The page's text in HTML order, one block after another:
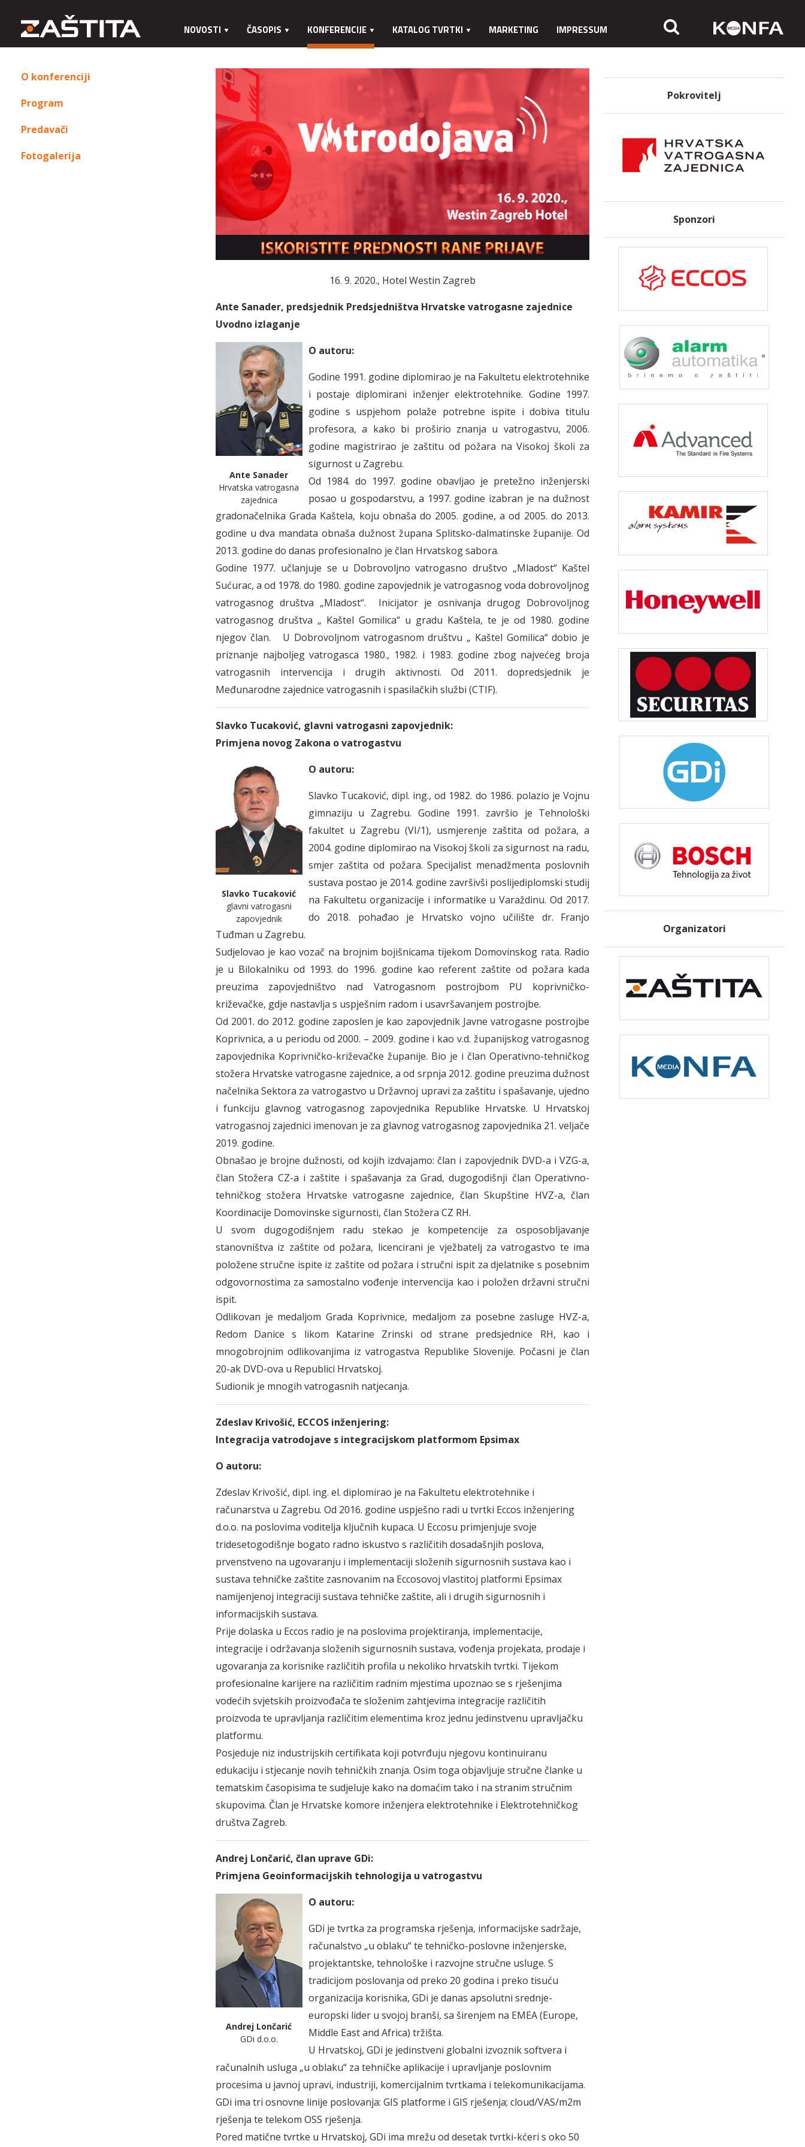
NOVOSTI ČASOPIS KONFERENCIJE KATALOG TVRTKI MARKETING IMPRESSUM
O konferenciji
Program
Predavači
Fotogalerija
16. 9. 2020., Hotel Westin Zagreb
Ante Sanader, predsjednik Predsjedništva Hrvatske vatrogasne zajednice
Uvodno izlaganje
Ante Sanader
Hrvatska vatrogasna
zajednica
O autoru:
Godine 1991. godine diplomirao je na Fakultetu elektrotehnike
i postaje diplomirani inženjer elektrotehnike. Godine 1997.
godine s uspjehom polaže potrebne ispite i dobiva titulu
profesora, a kako bi proširio znanja u vatrogastvu, 2006.
godine magistrirao je zaštitu od požara na Visokoj školi za
sigurnost u Zagrebu.
Od 1984. do 1997. godine obavljao je pretežno inženjerski
posao u gospodarstvu, a 1997. godine izabran je na dužnost
gradonačelnika Grada Kaštela, koju obnaša do 2005. godine, a od 2005. do 2013.
godine u dva mandata obnaša dužnost župana Splitsko-dalmatinske županije. Od
2013. godine do danas profesionalno je član Hrvatskog sabora.
Godine 1977. učlanjuje se u Dobrovoljno vatrogasno društvo „Mladost“ Kaštel
Sućurac, a od 1978. do 1980. godine zapovjednik je vatrogasnog voda dobrovoljnog
vatrogasnog društva „Mladost“. Inicijator je osnivanja drugog Dobrovoljnog
vatrogasnog društva „ Kaštel Gomilica“ u gradu Kaštela, te je od 1980. godine
njegov član. U Dobrovoljnom vatrogasnom društvu „ Kaštel Gomilica“ dobio je
priznanje najboljeg vatrogasca 1980., 1982. i 1983. godine zbog najvećeg broja
vatrogasnih intervencija i drugih aktivnosti. Od 2011. dopredsjednik je
Međunarodne zajednice vatrogasnih i spasilačkih službi (CTIF).
Slavko Tucaković, glavni vatrogasni zapovjednik:
Primjena novog Zakona o vatrogastvu
Slavko Tucaković
glavni vatrogasni
zapovjednik
O autoru:
Slavko Tucaković, dipl. ing., od 1982. do 1986. polazio je Vojnu
gimnaziju u Zagrebu. Godine 1991. završio je Tehnološki
fakultet u Zagrebu (VI/1), usmjerenje zaštita od požara, a
2004. godine diplomirao na Visokoj školi za sigurnost na radu,
smjer zaštita od požara. Specijalist menadžmenta poslovnih
sustava postao je 2014. godine završivši poslijediplomski studij
na Fakultetu organizacije i informatike u Varaždinu. Od 2017.
do 2018. pohađao je Hrvatsko vojno učilište dr. Franjo
Tuđman u Zagrebu.
Sudjelovao je kao vozač na brojnim bojišnicama tijekom Domovinskog rata. Radio
je u Bilokalniku od 1993. do 1996. godine kao referent zaštite od požara kada
preuzima zapovjedništvo nad Vatrogasnom postrojbom PU koprivničko-
križevačke, gdje nastavlja s uspješnim radom i usavršavanjem postrojbe.
Od 2001. do 2012. godine zaposlen je kao zapovjednik Javne vatrogasne postrojbe
Koprivnica, a u periodu od 2000. – 2009. godine i kao v.d. županijskog vatrogasnog
zapovjednika Koprivničko-križevačke županije. Bio je i član Operativno-tehničkog
stožera Hrvatske vatrogasne zajednice, a od srpnja 2012. godine preuzima dužnost
načelnika Sektora za vatrogastvo u Državnoj upravi za zaštitu i spašavanje, ujedno
i funkciju glavnog vatrogasnog zapovjednika Republike Hrvatske. U Hrvatskoj
vatrogasnoj zajednici imenovan je za glavnog vatrogasnog zapovjednika 21. veljače
2019. godine.
Obnašao je brojne dužnosti, od kojih izdvajamo: član i zapovjednik DVD-a i VZG-a,
član Stožera CZ-a i zaštite i spašavanja za Grad, dugogodišnji član Operativno-
tehničkog stožera Hrvatske vatrogasne zajednice, član Skupštine HVZ-a, član
Koordinacije Domovinske sigurnosti, član Stožera CZ RH.
U svom dugogodišnjem radu stekao je kompetencije za osposobljavanje
stanovništva iz zaštite od požara, licencirani je vježbatelj za vatrogastvo te ima
položene stručne ispite iz zaštite od požara i stručni ispit za djelatnike s posebnim
odgovornostima za samostalno vođenje intervencija kao i položen državni stručni
ispit.
Odlikovan je medaljom Grada Koprivnice, medaljom za posebne zasluge HVZ-a,
Redom Danice s likom Katarine Zrinski od strane predsjednice RH, kao i
mnogobrojnim odlikovanjima iz vatrogastva Republike Slovenije. Počasni je član
20-ak DVD-ova u Republici Hrvatskoj.
Sudionik je mnogih vatrogasnih natjecanja.
Zdeslav Krivošić, ECCOS inženjering:
Integracija vatrodojave s integracijskom platformom Epsimax
O autoru:
Zdeslav Krivošić, dipl. ing. el. diplomirao je na Fakultetu elektrotehnike i
računarstva u Zagrebu. Od 2016. godine uspješno radi u tvrtki Eccos inženjering
d.o.o. na poslovima voditelja ključnih kupaca. U Eccosu primjenjuje svoje
tridesetogodišnje bogato radno iskustvo s različitih dosadašnjih poslova,
prvenstveno na ugovaranju i implementaciji složenih sigurnosnih sustava kao i
sustava tehničke zaštite zasnovanim na Eccosovoj vlastitoj platformi Epsimax
namijenjenoj integraciji sustava tehničke zaštite, ali i drugih sigurnosnih i
informacijskih sustava.
Prije dolaska u Eccos radio je na poslovima projektiranja, implementacije,
integracije i održavanja složenih sigurnosnih sustava, vođenja projekata, prodaje i
ugovaranja za korisnike različitih profila u nekoliko hrvatskih tvrtki. Tijekom
profesionalne karijere na različitim radnim mjestima upoznao se s rješenjima
vodećih svjetskih proizvođača te složenim zahtjevima integracije različitih
proizvoda te upravljanja različitim elementima kroz jednu jedinstvenu upravljačku
platformu.
Posjeduje niz industrijskih certifikata koji potvrđuju njegovu kontinuiranu
edukaciju i stjecanje novih tehničkih znanja. Osim toga objavljuje stručne članke u
tematskim časopisima te sudjeluje kako na domaćim tako i na stranim stručnim
skupovima. Član je Hrvatske komore inženjera elektrotehnike i Elektrotehničkog
društva Zagreb.
Andrej Lončarić, član uprave GDi:
Primjena Geoinformacijskih tehnologija u vatrogastvu
Andrej Lončarić
GDi d.o.o.
O autoru:
GDi je tvrtka za programska rješenja, informacijske sadržaje,
računalstvo „u oblaku“ te tehničko-poslovne inženjerske,
projektantske, tehnološke i razvojne stručne usluge. S
tradicijom poslovanja od preko 20 godina i preko tisuću
organizacija korisnika, GDi je danas apsolutni srednje-
europski lider u svojoj branši, sa širenjem na EMEA (Europe,
Middle East and Africa) tržišta.
U Hrvatskoj, GDi je jedinstveni globalni izvoznik softvera i
računalnih usluga „u oblaku“ za tehničke aplikacije i upravljanje poslovnim
procesima u javnoj upravi, industriji, komercijalnim tvrtkama i telekomunikacijama.
GDi ima tri osnovne linije poslovanja: GIS platforme i GIS rješenja; cloud/VAS/m2m
rješenja te telekom OSS rješenja.
Pored matične tvrtke u Hrvatskoj, GDi ima mrežu od desetak tvrtki-kćeri s oko 50
Pokrovitelj
Sponzori
Organizatori